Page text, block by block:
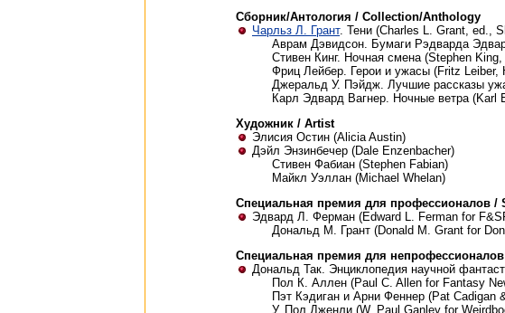
Сборник/Антология / Collection/Anthology
Чарльз Л. Грант. Тени (Charles L. Grant, ed.,
Аврам Дэвидсон. Бумаги Рэдварда
Стивен Кинг. Ночная смена (Stephen
Фриц Лейбер. Герои и ужасы (Fritz Leiber,
Джеральд У. Пэйдж. Лучшие рассказы
Карл Эдвард Вагнер. Ночные ветра (Karl
Художник / Artist
Элисия Остин (Alicia Austin)
Дэйл Энзинбечер (Dale Enzenbacher)
Стивен Фабиан (Stephen Fabian)
Майкл Уэллан (Michael Whelan)
Специальная премия для профессионалов /
Эдвард Л. Ферман (Edward L. Ferman for
Дональд М. Грант (Donald M. Grant for
Специальная премия для
Дональд Так. Энциклопедия научной
Пол К. Аллен (Paul C. Allen for Fantasy
Пэт Кэдиган и Арни Феннер (Pat Cadigan
У. Пол Дженли (W. Paul Ganley for